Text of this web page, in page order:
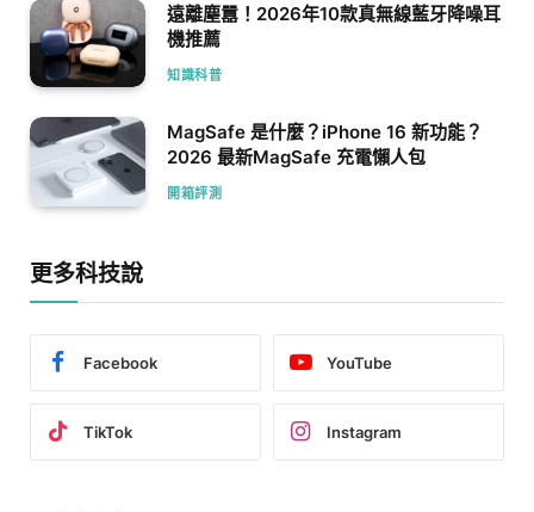
遠離塵囂！2026年10款真無線藍牙降噪耳
機推薦
知識科普
MagSafe 是什麼？iPhone 16 新功能？
2026 最新MagSafe 充電懶人包
開箱評測
更多科技說
Facebook YouTube
TikTok Instagram